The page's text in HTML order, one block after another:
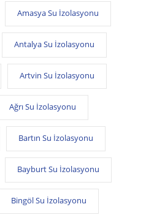
Amasya Su İzolasyonu
Antalya Su İzolasyonu
Artvin Su İzolasyonu
Ağrı Su İzolasyonu
Bartın Su İzolasyonu
Bayburt Su İzolasyonu
Bingöl Su İzolasyonu